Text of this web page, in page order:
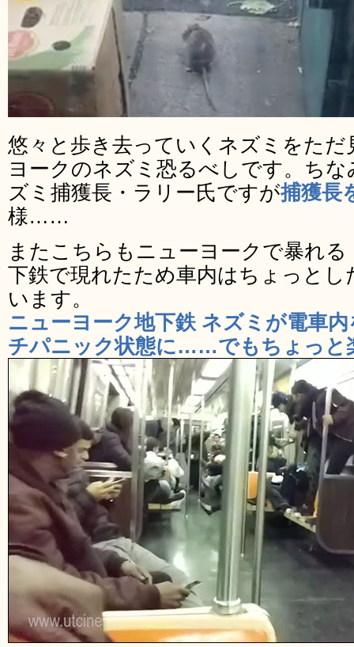
悠々と歩き去っていくネズミをた
ヨークのネズミ恐るべしです。ち
ズミ捕獲長・ラリー氏ですが捕獲長
様……
またこちらもニューヨークで暴れ
下鉄で現れたため車内はちょっと
います。
ニューヨーク地下鉄 ネズミが電車
チパニック状態に……でもちょっと